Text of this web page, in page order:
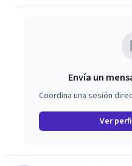
Envía un
Coordina una sesión
Ver